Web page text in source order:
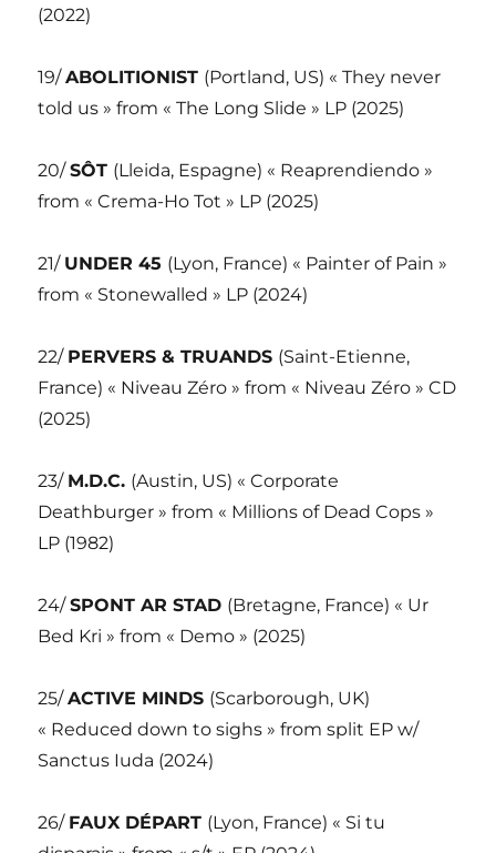
(2022)
19/ABOLITIONIST (Portland, US) « They never
told us » from « The Long Slide » LP (2025)
20/SÔT (Lleida, Espagne) « Reaprendiendo »
from « Crema-Ho Tot » LP (2025)
21/ UNDER 45 (Lyon, France) « Painter of Pain »
from « Stonewalled » LP (2024)
22/ PERVERS & TRUANDS (Saint-Etienne,
France) « Niveau Zéro » from « Niveau Zéro » CD
(2025)
23/ M.D.C. (Austin, US) « Corporate
Deathburger » from « Millions of Dead Cops »
LP (1982)
24/SPONT AR STAD (Bretagne, France) « Ur
Bed Kri » from « Demo » (2025)
25/ACTIVE MINDS (Scarborough, UK)
« Reduced down to sighs » from split EP w/
Sanctus Iuda (2024)
26/ FAUX DÉPART (Lyon, France) « Si tu